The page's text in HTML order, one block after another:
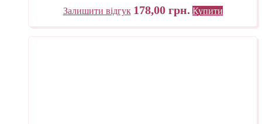
Залишити відгук 178,00 грн. Купити